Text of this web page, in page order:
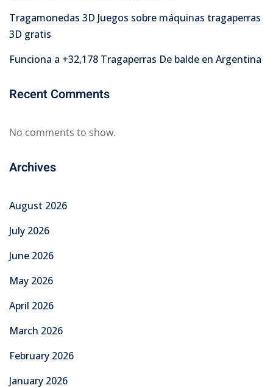
Tragamonedas 3D Juegos sobre máquinas tragaperras
3D gratis
Funciona a +32,178 Tragaperras De balde en Argentina
Recent Comments
No comments to show.
Archives
August 2026
July 2026
June 2026
May 2026
April 2026
March 2026
February 2026
January 2026